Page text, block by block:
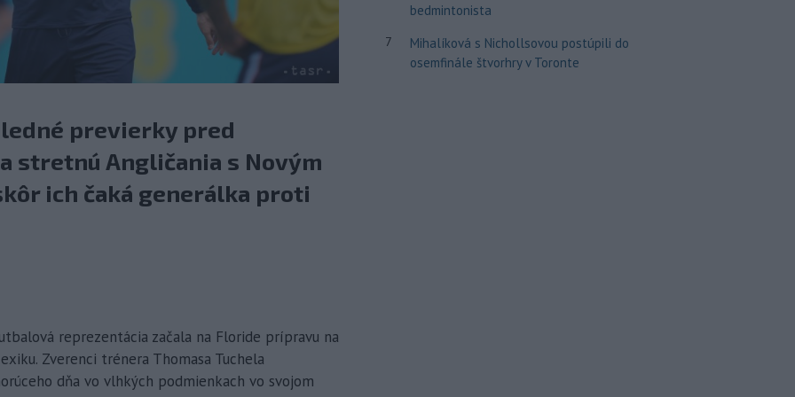
previerky pred
stretnú Angličania s Novým
ich čaká generálka proti
reprezentácia začala na Floride prípravu na
Zverenci trénera Thomasa Tuchela
dňa vo vlhkých podmienkach vo svojom
bedmintonista
7
Mihalíková s Nichollsovou postúpili do
osemfinále štvorhry v Toronte